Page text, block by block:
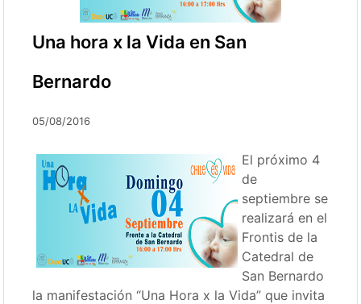
Una hora x la Vida en San
Bernardo
05/08/2016
El próximo 4
de
septiembre se
realizará en el
Frontis de la
Catedral de
San Bernardo
la manifestación “Una Hora x la Vida” que invita